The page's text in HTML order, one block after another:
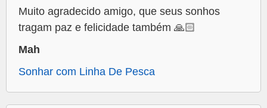
Muito agradecido amigo, que seus sonhos
tragam paz e felicidade também 🙏🏻
Mah
Sonhar com Linha De Pesca